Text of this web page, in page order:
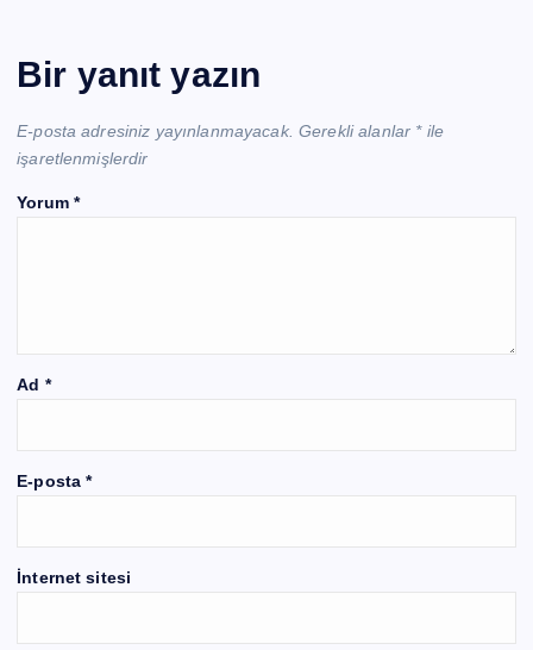
Bir yanıt yazın
E-posta adresiniz yayınlanmayacak. Gerekli alanlar *ile
işaretlenmişlerdir
Yorum *
Ad *
E-posta*
İnternet sitesi